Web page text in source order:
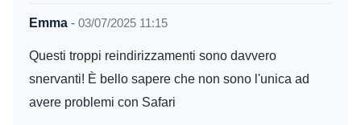
Emma - 03/07/2025 11:15
Questi troppi reindirizzamenti sono davvero
snervanti! È bello sapere che non sono l'unica ad
avere problemi con Safari